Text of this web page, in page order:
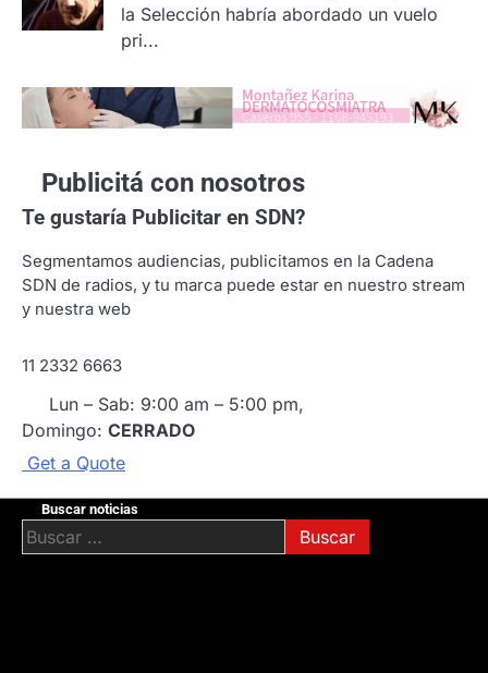
la Selección habría abordado un vuelo
pri...
Publicitá con nosotros
Te gustaría Publicitar en SDN?
Segmentamos audiencias, publicitamos en la Cadena
SDN de radios, y tu marca puede estar en nuestro stream
y nuestra web
11 2332 6663
Lun – Sab: 9:00 am – 5:00 pm,
Domingo: CERRADO
Get a Quote
Buscar noticias
Buscar: